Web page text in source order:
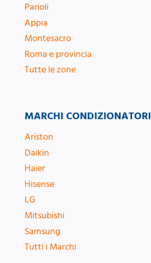
Parioli
Appia
Montesacro
Roma e provincia
Tutte le zone
MARCHI CONDIZIONATORI
Ariston
Daikin
Haier
Hisense
LG
Mitsubishi
Samsung
Tutti i Marchi